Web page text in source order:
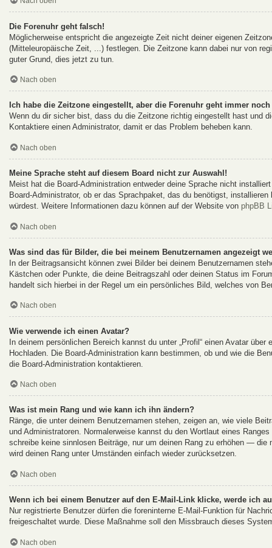
Die Forenuhr geht falsch!
Möglicherweise entspricht die angezeigte Zeit nicht deiner eigenen
(Mitteleuropäische Zeit, ...) festlegen. Die Zeitzone kann dabei nur von
guter Grund, dies jetzt zu tun.
Nach oben
Ich habe die Zeitzone eingestellt, aber die Forenuhr geht immer
Wenn du dir sicher bist, dass du die Zeitzone richtig eingestellt hast und
Kontaktiere einen Administrator, damit er das Problem beheben kann.
Nach oben
Meine Sprache steht auf diesem Board nicht zur Auswahl!
Meist hat die Board-Administration entweder deine Sprache nicht
Board-Administrator, ob er das Sprachpaket, das du benötigst,
würdest. Weitere Informationen dazu können auf der Website von phpBB
Nach oben
Was sind das für Bilder, die bei meinem Benutzernamen angezeigt
In der Beitragsansicht können zwei Bilder bei deinem Benutzernamen
Kästchen oder Punkte, die deine Beitragszahl oder deinen Status im
handelt sich hierbei in der Regel um ein persönliches Bild, welches von
Nach oben
Wie verwende ich einen Avatar?
In deinem persönlichen Bereich kannst du unter „Profil“ einen Avatar
Hochladen. Die Board-Administration kann bestimmen, ob und wie die
die Board-Administration kontaktieren.
Nach oben
Was ist mein Rang und wie kann ich ihn ändern?
Ränge, die unter deinem Benutzernamen stehen, zeigen an, wie viele
und Administratoren. Normalerweise kannst du den Wortlaut eines
schreibe keine sinnlosen Beiträge, nur um deinen Rang zu erhöhen —
wird deinen Rang unter Umständen einfach wieder zurücksetzen.
Nach oben
Wenn ich bei einem Benutzer auf den E-Mail-Link klicke, werde ich
Nur registrierte Benutzer dürfen die foreninterne E-Mail-Funktion für
freigeschaltet wurde. Diese Maßnahme soll den Missbrauch dieses
Nach oben